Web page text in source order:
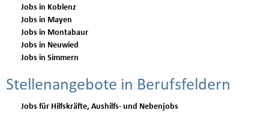
Jobs in Koblenz
Jobs in Mayen
Jobs in Montabaur
Jobs in Neuwied
Jobs in Simmern
Stellenangebote in Berufsfeldern
Jobs für Hilfskräfte, Aushilfs- und Nebenjobs